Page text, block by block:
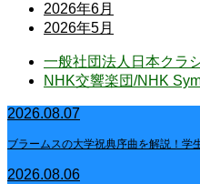
2026年6月
2026年5月
一般社団法人日本クラ
NHK交響楽団/NHK
2026.08.07
ブラームスの大学祝典序曲を解説！学
2026.08.06